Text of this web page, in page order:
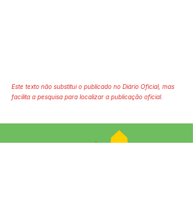
Este texto não substitui o publicado no Diário Oficial, mas
facilita a pesquisa para localizar a publicação oficial.